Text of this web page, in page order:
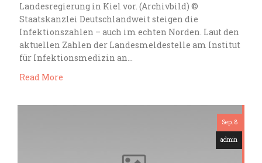
Landesregierung in Kiel vor. (Archivbild) ©
Staatskanzlei Deutschlandweit steigen die
Infektionszahlen – auch im echten Norden. Laut den
aktuellen Zahlen der Landesmeldestelle am Institut
für Infektionsmedizin an…
Read More
Sep. 8
admin